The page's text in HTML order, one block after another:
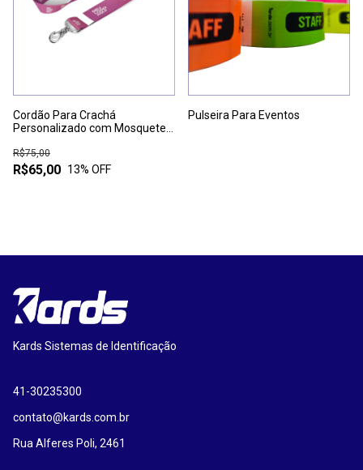
Cordão Para Crachá
Personalizado com Mosquete -
R$65,00
R$75,00
13% OFF
Pulseira Para Eventos
Kards Sistemas de Identificação
41-30235300
contato@kards.com.br
Rua Alferes Poli, 2461